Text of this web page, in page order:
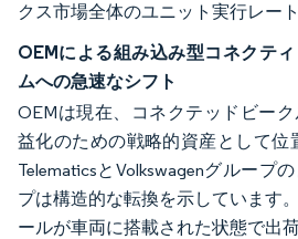
クス市場全体のユニット実行レー
OEMによる組み込み型コネクテ
ムへの急速なシフト
OEMは現在、コネクテッドビー
益化のための戦略的資産として位
TelematicsとVolkswagenグループ
プは構造的な転換を示しています
ールが車両に搭載された状態で出